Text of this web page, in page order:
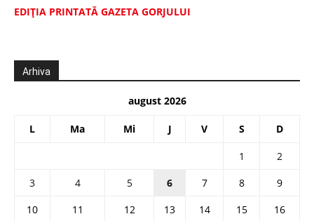
EDIŢIA PRINTATĂ GAZETA GORJULUI
Arhiva
august 2026
L Ma Mi J V S D
1
2
3
4 5 6 7 8
9
10
11 12 13 14 15 16